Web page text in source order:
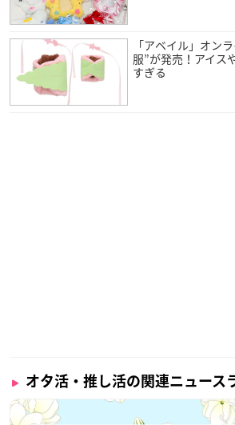
「アベイル」オン
服”が発売！アイス
すぎる
オタ活・推し活の関連ニュース